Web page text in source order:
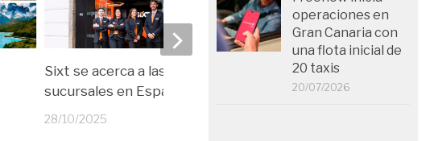
Sixt se acerca a las 100
sucursales en España
28/10/2025
SIXT abre nueva
centro de Santander
operaciones en
Gran Canaria con
una flota inicial de
20 taxis
20/07/2026